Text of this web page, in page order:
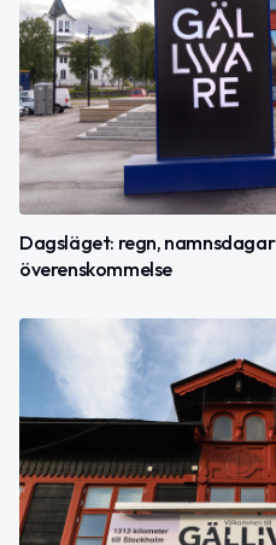
Dagsläget: regn,
överenskommelse